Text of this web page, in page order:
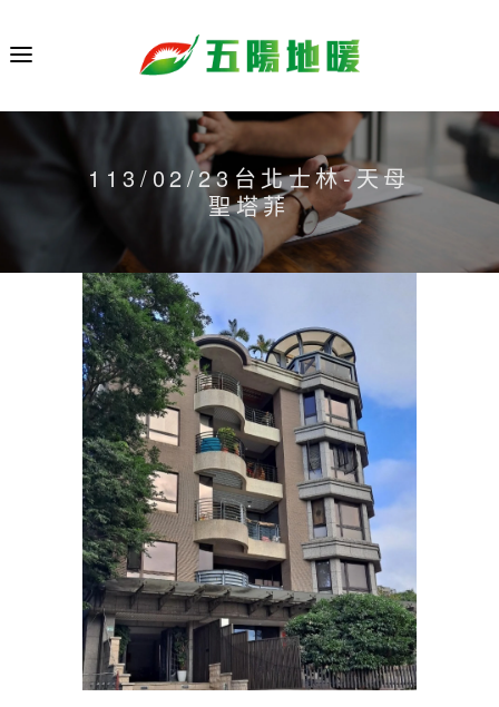
113/02/23台北士林-天母
聖塔菲